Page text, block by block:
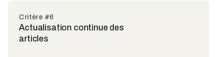
Critère #6
Actualisation continue des
articles